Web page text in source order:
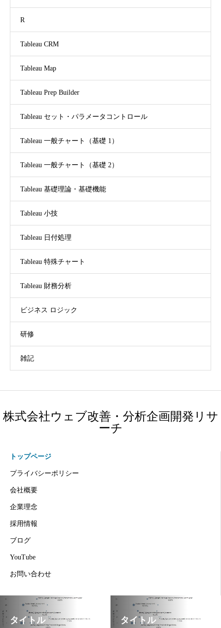
R
Tableau CRM
Tableau Map
Tableau Prep Builder
Tableau セット・パラメータコントロール
Tableau 一般チャート（基礎 1）
Tableau 一般チャート（基礎 2）
Tableau 基礎理論・基礎機能
Tableau 小技
Tableau 日付処理
Tableau 特殊チャート
Tableau 財務分析
ビジネス ロジック
研修
雑記
株式会社ウェブ改善・分析企画開発リサ
ーチ
トップページ
プライバシーポリシー
会社概要
企業理念
採用情報
ブログ
YouTube
お問い合わせ
タイトル タイトル